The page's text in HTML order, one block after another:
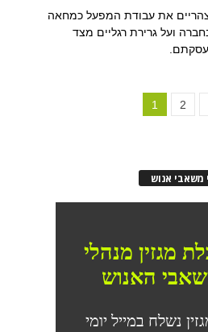
בצהריים את עבודת המפעל כמחאה
ועל גרירת רגליים מצד
1 2
משאבי אנוש